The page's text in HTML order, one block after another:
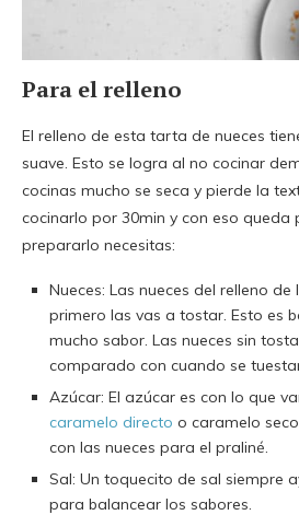
Para el relleno
El relleno de esta tarta de nueces
suave. Esto se logra al no cocinar
cocinas mucho se seca y pierde la
cocinarlo por 30min y con eso queda
prepararlo necesitas:
Nueces: Las nueces del relleno
primero las vas a tostar. Esto es
mucho sabor. Las nueces sin
comparado con cuando se
Azúcar: El azúcar es con lo que
caramelo directo o caramelo
con las nueces para el praliné.
Sal: Un toquecito de sal siempre
para balancear los sabores.